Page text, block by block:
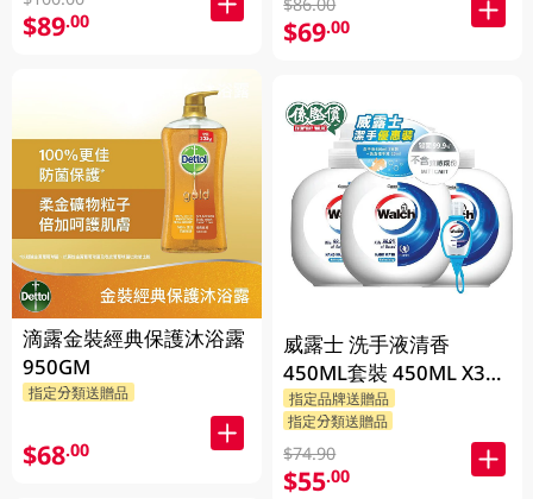
$89.00
滴露金裝經典保護沐浴露
950GM
指定分類送贈品
$68.00
$69.00
威露士 洗手液清香
450ML套裝 450ML X3
BP
指定品牌送贈品
指定分類送贈品
$74.90
$55.00